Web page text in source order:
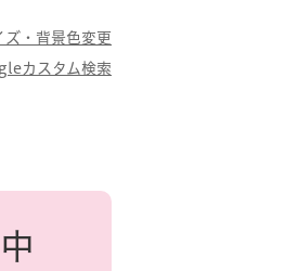
ズ・背景色変更
カスタム検索